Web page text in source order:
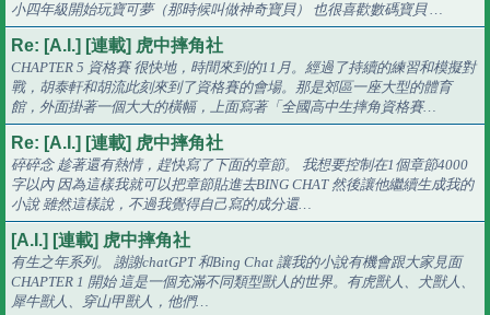
小四年級開始玩寶可夢（那時候叫做神奇寶貝） 也很喜歡數碼寶貝 …
Re: [A.I.] [連載] 虎中摔角社
CHAPTER 5 資格賽 很快地，時間來到的11月。經過了持續的練習和模擬對
戰，胡泰軒和胡流此刻來到了資格賽的會場。那是郊區一座大型的體育
館，外面掛著一個大大的橫幅，上面寫著「全國高中生摔角資格賽…
Re: [A.I.] [連載] 虎中摔角社
碎碎念 趁著還有熱情，趕快寫了下面的章節。 我想要控制在1個章節4000
字以內 因為這樣我就可以把章節貼進去BING CHAT 然後讓他繼續生成我的
小說 雖然這樣說，不過我覺得自己寫的成分還…
[A.I.] [連載] 虎中摔角社
有生之年系列。 謝謝chatGPT 和Bing Chat 讓我的小說有機會跟大家見面
CHAPTER 1 開始 這是一個充滿不同類型獸人的世界。有虎獸人、犬獸人、
犀牛獸人、穿山甲獸人，他們…